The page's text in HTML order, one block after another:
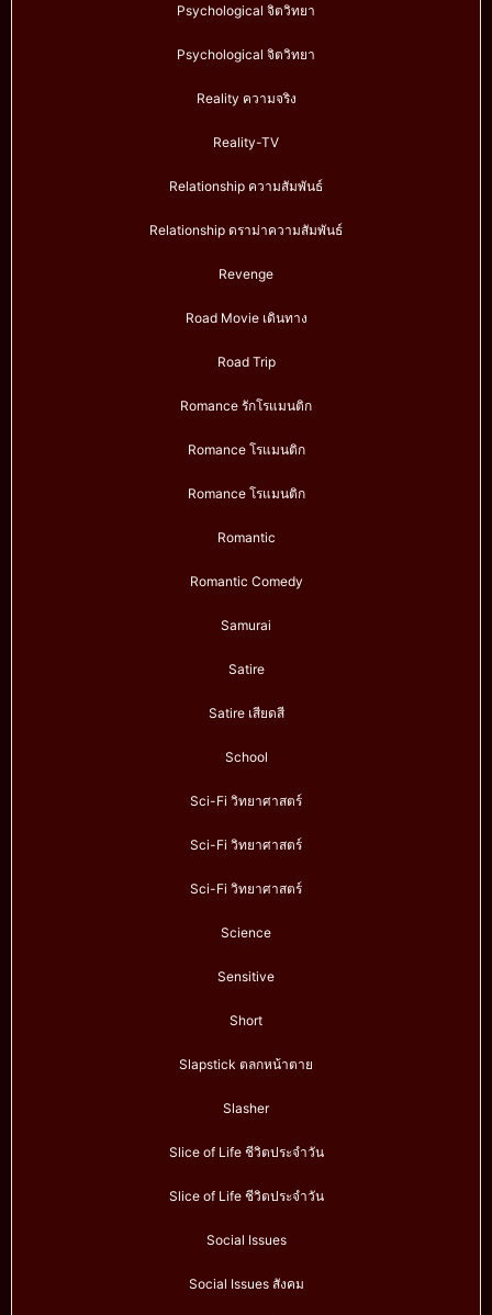
Psychological จิตวิทยา
Psychological จิตวิทยา
Reality ความจริง
Reality-TV
Relationship ความสัมพันธ์
Relationship ดราม่าความสัมพันธ์
Revenge
Road Movie เดินทาง
Road Trip
Romance รักโรแมนติก
Romance โรแมนติก
Romance โรแมนติก
Romantic
Romantic Comedy
Samurai
Satire
Satire เสียดสี
School
Sci-Fi วิทยาศาสตร์
Sci-Fi วิทยาศาสตร์
Sci-Fi วิทยาศาสตร์
Science
Sensitive
Short
Slapstick ตลกหน้าตาย
Slasher
Slice of Life ชีวิตประจำวัน
Slice of Life ชีวิตประจำวัน
Social Issues
Social Issues สังคม